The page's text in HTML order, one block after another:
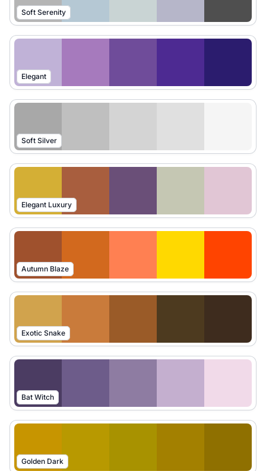
Soft Serenity
Elegant
Soft Silver
Elegant Luxury
Autumn Blaze
Exotic Snake
Bat Witch
Golden Dark